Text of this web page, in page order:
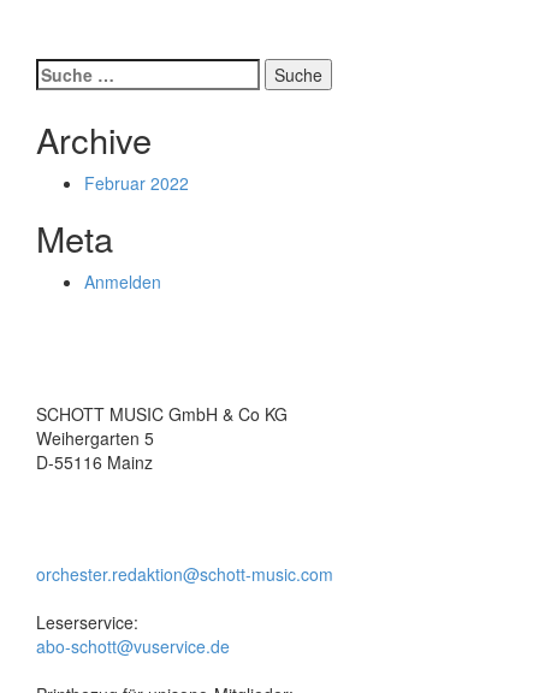
Virtuosi
Suche
nach:
Archive
Februar 2022
Meta
Anmelden
SCHOTT MUSIC GmbH & Co KG
Weihergarten 5
D-55116 Mainz
orchester.redaktion@schott-music.com
Leserservice:
abo-schott@vuservice.de